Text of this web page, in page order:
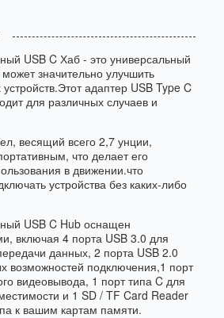
USB C Хаб - это универсальный
значительно улучшить
адаптер USB Type C
для различных случаев и
весящий всего 2,7 унции,
что делает его
в движении.что
устройства без каких-либо
USB C Hub оснащен
включая 4 порта USB 3.0 для
данных, 2 порта USB 2.0
возможностей подключения,1 порт
видеовывода, 1 порт типа C для
и 1 SD / TF Card Reader
к вашим картам памяти.